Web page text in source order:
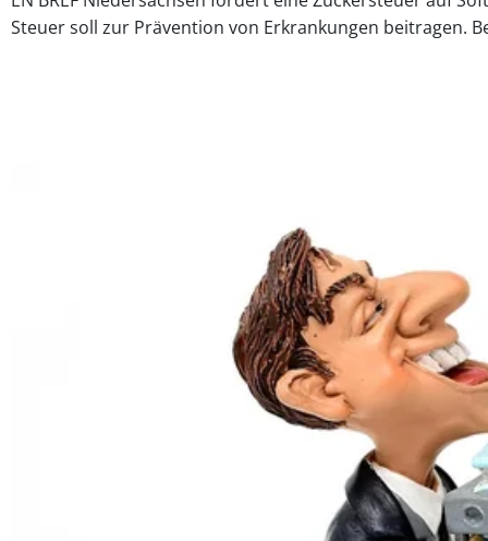
Steuer soll zur Prävention von Erkrankungen beitragen.